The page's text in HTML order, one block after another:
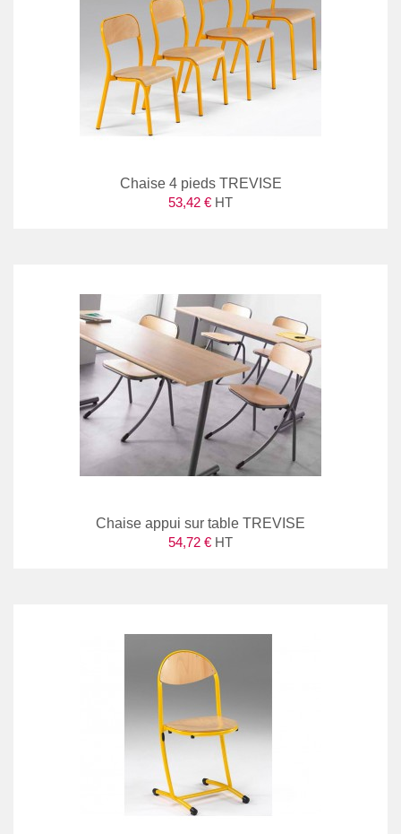
Chaise 4 pieds TREVISE
53,42 € HT
Chaise appui sur table TREVISE
54,72 € HT